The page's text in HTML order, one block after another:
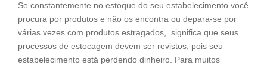
Se constantemente no estoque do seu estabelecimento você
procura por produtos e não os encontra ou depara-se por
várias vezes com produtos estragados, significa que seus
processos de estocagem devem ser revistos, pois seu
estabelecimento está perdendo dinheiro. Para muitos